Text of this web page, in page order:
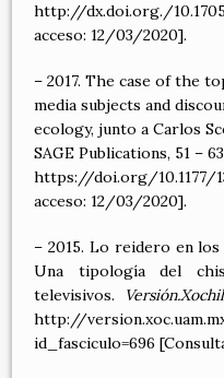
http://dx.doi.org./
acceso: 12/03/2020].
– 2017. The case of the
media subjects and
ecology, junto a Carlos
SAGE Publications, 51 –
https://doi.org/10.1177/
acceso: 12/03/2020].
– 2015. Lo reidero en
Una tipología del
televisivos.
http://
id_fasciculo=696